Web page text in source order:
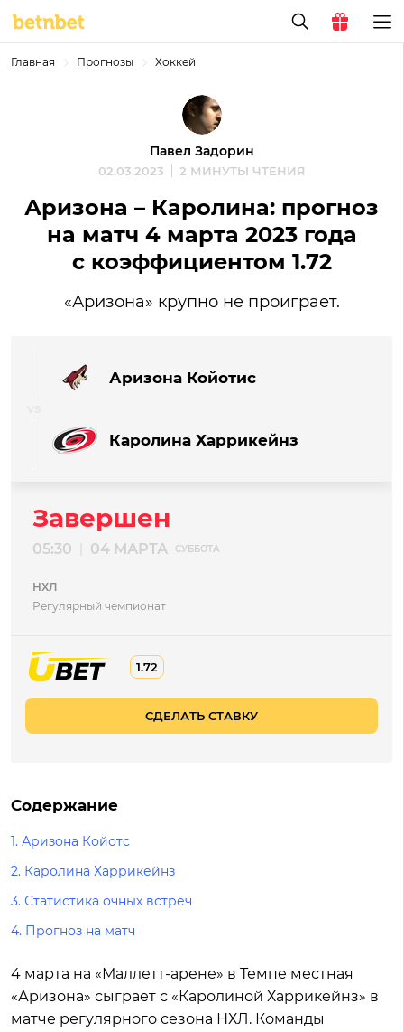
Главная Прогнозы Хоккей
Павел Задорин
02.03.2023 2 МИНУТЫ ЧТЕНИЯ
Аризона – Каролина: прогноз
на матч 4 марта 2023 года
с коэффициентом 1.72
«Аризона» крупно не проиграет.
Аризона Койотис
Каролина Харрикейнз
Завершен
05:30 04 МАРТА СУББОТА
НХЛ
Регулярный чемпионат
1.72
СДЕЛАТЬ СТАВКУ
Содержание
1. Аризона Койотс
2. Каролина Харрикейнз
3. Статистика очных встреч
4. Прогноз на матч
4 марта на «Маллетт-арене» в Темпе местная
«Аризона» сыграет с «Каролиной Харрикейнз» в
матче регулярного сезона НХЛ. Команды